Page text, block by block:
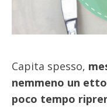
Capita spesso,
nemmeno un
poco tempo